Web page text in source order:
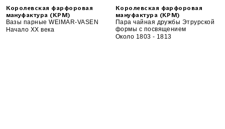
Королевская фарфоровая
мануфактура (KPM)
Вазы парные WEIMAR-VASEN
Начало XX века
Королевская фарфоровая
мануфактура (KPM)
Пара чайная дружбы Этрурской
формы с посвящением
Около 1803 - 1813